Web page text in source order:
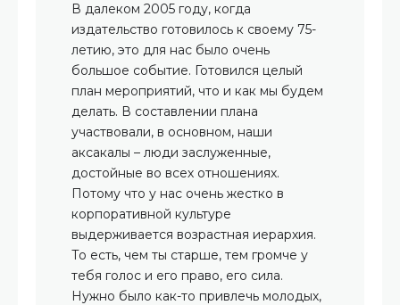
В далеком 2005 году, когда
издательство готовилось к своему 75-
летию, это для нас было очень
большое событие. Готовился целый
план мероприятий, что и как мы будем
делать. В составлении плана
участвовали, в основном, наши
аксакалы – люди заслуженные,
достойные во всех отношениях.
Потому что у нас очень жестко в
корпоративной культуре
выдерживается возрастная иерархия.
То есть, чем ты старше, тем громче у
тебя голос и его право, его сила.
Нужно было как-то привлечь молодых,